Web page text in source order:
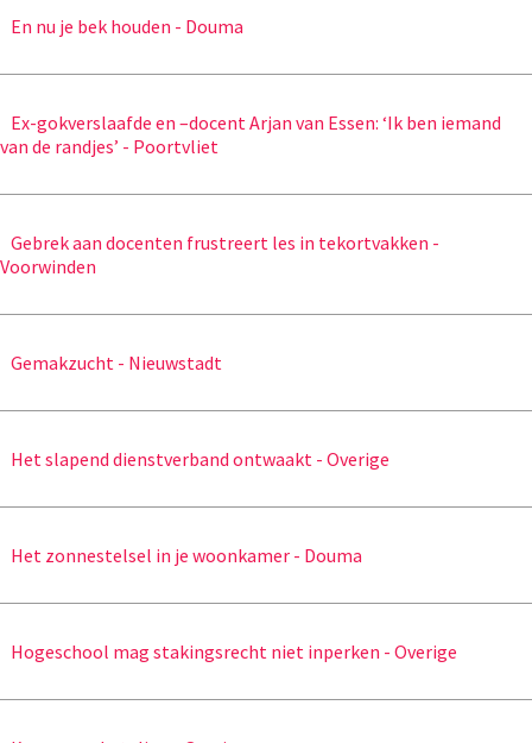
En nu je bek houden - Douma
Ex-gokverslaafde en –docent Arjan van Essen: ‘Ik ben iemand
van de randjes’ - Poortvliet
Gebrek aan docenten frustreert les in tekortvakken -
Voorwinden
Gemakzucht - Nieuwstadt
Het slapend dienstverband ontwaakt - Overige
Het zonnestelsel in je woonkamer - Douma
Hogeschool mag stakingsrecht niet inperken - Overige